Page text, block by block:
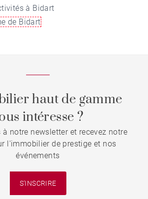
à Bidart
de Bidart
haut de gamme
intéresse ?
à notre newsletter et recevez notre
l'immobilier de prestige et nos
événements
S'INSCRIRE